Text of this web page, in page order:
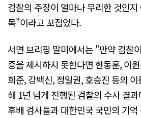
검찰의 주장이 얼마나 무리한 것인
목"이라고 꼬집었다.
서면 브리핑 말미에서는 "만약 검찰
증을 제시하지 못한다면 한동훈, 이
희준, 강백신, 정일권, 호승진 등의
해 1년 넘게 진행된 검찰의 수사 결
후배 검사들과 대한민국 국민의 기